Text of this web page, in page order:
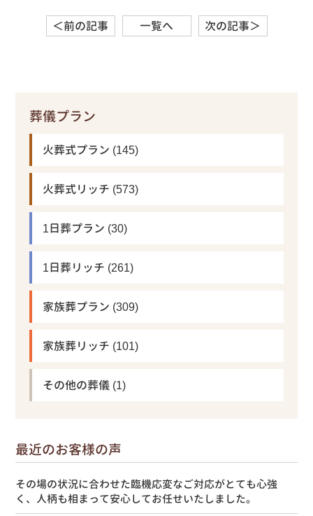
＜前の記事 一覧へ 次の記事＞
葬儀プラン
火葬式プラン (145)
火葬式リッチ (573)
1日葬プラン (30)
1日葬リッチ (261)
家族葬プラン (309)
家族葬リッチ (101)
その他の葬儀 (1)
最近のお客様の声
その場の状況に合わせた臨機応変なご対応がとても心強
く、人柄も相まって安心してお任せいたしました。